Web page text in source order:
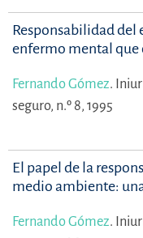
Responsabilidad del
enfermo mental que
Fernando Gómez.
seguro, n.º 8, 1995
El papel de la
medio ambiente:
Fernando Gómez.